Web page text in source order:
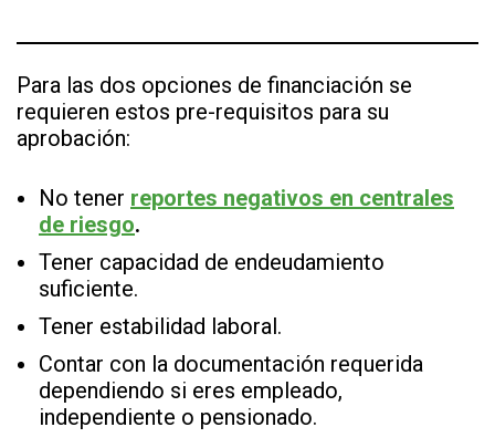
Para las dos opciones de financiación se
requieren estos pre-requisitos para su
aprobación:
No tener reportes negativos en centrales
de riesgo.
Tener capacidad de endeudamiento
suficiente.
Tener estabilidad laboral.
Contar con la documentación requerida
dependiendo si eres empleado,
independiente o pensionado.